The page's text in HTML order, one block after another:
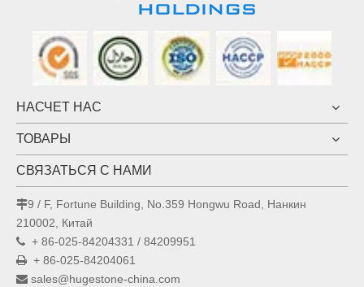
НАСЧЕТ НАС
ТОВАРЫ
СВЯЗАТЬСЯ С НАМИ
9 / F, Fortune Building, No.359 Hongwu Road, Нанкин
210002, Китай
 + 86-025-84204331 / 84209951
 + 86-025-84204061
 sales@hugestone-china.com